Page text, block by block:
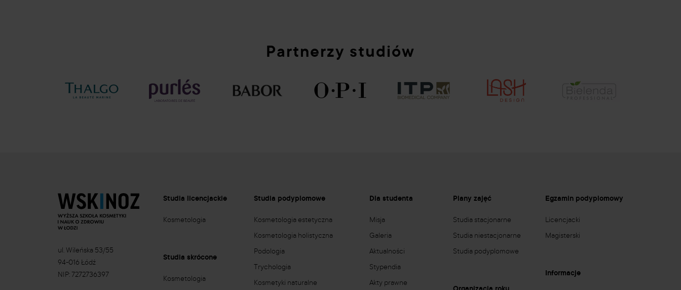
Partnerzy studiów
ul. Wileńska 53/55
94-016 Łódź
NIP: 7272736397
Studia licencjackie
Kosmetologia
Studia skrócone
Kosmetologia
Studia podyplomowe
Kosmetologia estetyczna
Kosmetologia holistyczna
Podologia
Trychologia
Kosmetyki naturalne
Dla studenta
Misja
Galeria
Aktualności
Stypendia
Akty prawne
Plany zajęć
Studia stacjonarne
Studia niestacjonarne
Studia podyplomowe
Egzamin podyplomowy
Licencjacki
Magisterski
Informacje